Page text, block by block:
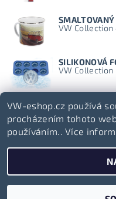
VW Collection
SILIKONOVÁ
VW Collection
2026 ©VW-
VW-eshop.cz používá
procházením tohoto
používáním.. Více